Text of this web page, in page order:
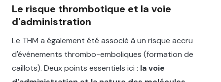
Le risque thrombotique et la voie
d'administration
Le THM a également été associé à un risque accru
d'événements thrombo-emboliques (formation de
caillots). Deux points essentiels ici : la voie